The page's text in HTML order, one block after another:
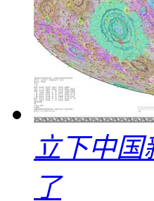
立下中国
了